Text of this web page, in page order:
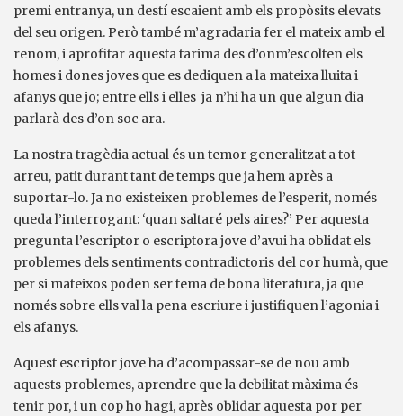
premi entranya, un destí escaient amb els propòsits elevats
del seu origen. Però també m’agradaria fer el mateix amb el
renom, i aprofitar aquesta tarima des d’onm’escolten els
homes i dones joves que es dediquen a la mateixa lluita i
afanys que jo; entre ells i elles ja n’hi ha un que algun dia
parlarà des d’on soc ara.
La nostra tragèdia actual és un temor generalitzat a tot
arreu, patit durant tant de temps que ja hem après a
suportar-lo. Ja no existeixen problemes de l’esperit, només
queda l’interrogant: ‘quan saltaré pels aires?’ Per aquesta
pregunta l’escriptor o escriptora jove d’avui ha oblidat els
problemes dels sentiments contradictoris del cor humà, que
per si mateixos poden ser tema de bona literatura, ja que
només sobre ells val la pena escriure i justifiquen l’agonia i
els afanys.
Aquest escriptor jove ha d’acompassar-se de nou amb
aquests problemes, aprendre que la debilitat màxima és
tenir por, i un cop ho hagi, après oblidar aquesta por per